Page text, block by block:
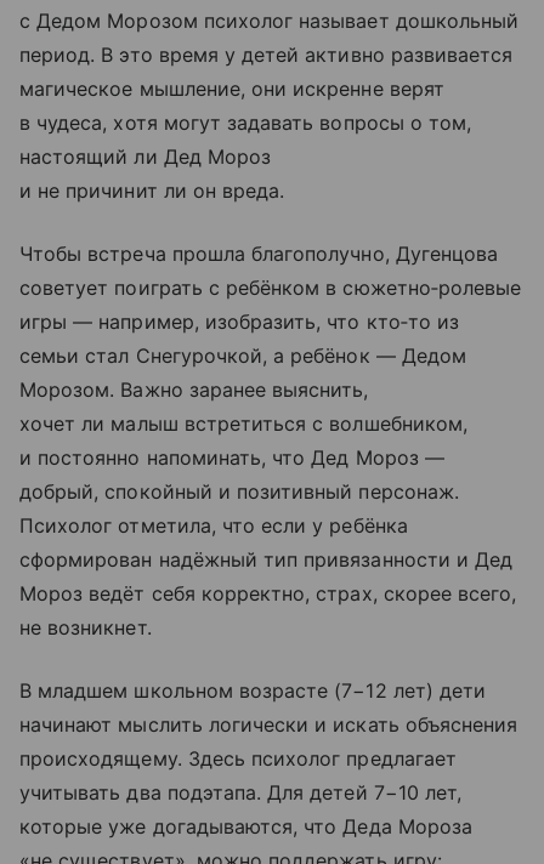
с Дедом Морозом психолог называет дошкольный
период. В это время у детей активно развивается
магическое мышление, они искренне верят
в чудеса, хотя могут задавать вопросы о том,
настоящий ли Дед Мороз
и не причинит ли он вреда.
Чтобы встреча прошла благополучно, Дугенцова
советует поиграть с ребёнком в сюжетно‑ролевые
игры — например, изобразить, что кто‑то из
семьи стал Снегурочкой, а ребёнок — Дедом
Морозом. Важно заранее выяснить,
хочет ли малыш встретиться с волшебником,
и постоянно напоминать, что Дед Мороз —
добрый, спокойный и позитивный персонаж.
Психолог отметила, что если у ребёнка
сформирован надёжный тип привязанности и Дед
Мороз ведёт себя корректно, страх, скорее всего,
не возникнет.
В младшем школьном возрасте (7−12 лет) дети
начинают мыслить логически и искать объяснения
происходящему. Здесь психолог предлагает
учитывать два подэтапа. Для детей 7−10 лет,
которые уже догадываются, что Деда Мороза